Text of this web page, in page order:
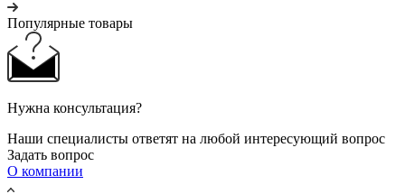
Популярные товары
Нужна консультация?
Наши специалисты ответят на любой интересующий вопрос
Задать вопрос
О компании